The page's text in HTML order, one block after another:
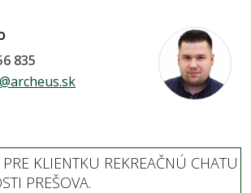
835
KLIENTKU REKREAČNÚ CHATU
PREŠOVA.